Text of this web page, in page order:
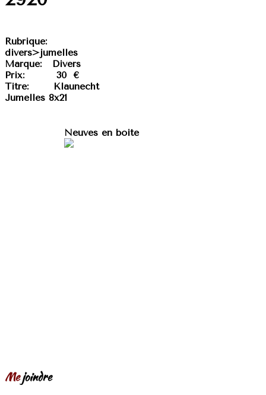
Rubrique:
divers>jumelles
Marque:
Divers
Prix: 30 €
Titre:
Klaunecht
Jumelles 8x21
Neuves en boite
Mejoindre